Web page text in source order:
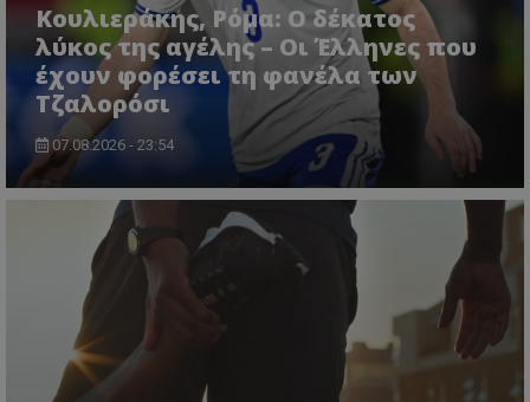
Κουλιεράκης, Ρόμα: Ο δέκατος
λύκος της αγέλης – Οι Έλληνες που
έχουν φορέσει τη φανέλα των
Τζαλορόσι
07.08.2026 - 23:54